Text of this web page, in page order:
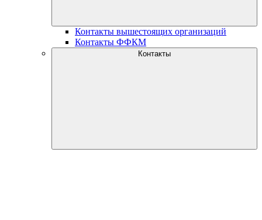
Контакты вышестоящих организаций
Контакты ФФКМ
Контакты